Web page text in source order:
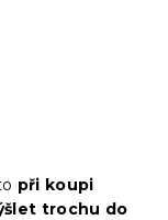
při koupi
trochu do